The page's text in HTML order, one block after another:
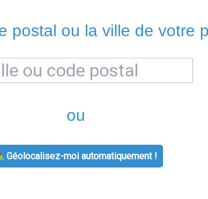
postal ou la ville de votre
ou
Géolocalisez-moi automatiquement !